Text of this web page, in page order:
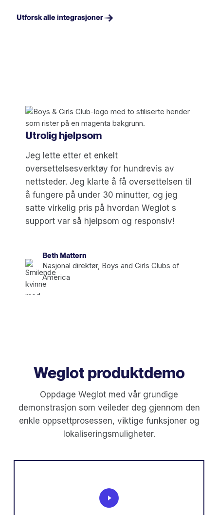
Utforsk alle integrasjoner
Utrolig hjelpsom
Jeg lette etter et enkelt
oversettelsesverktøy for hundrevis av
nettsteder. Jeg klarte å få oversettelsen til
å fungere på under 30 minutter, og jeg
satte virkelig pris på hvordan Weglot s
support var så hjelpsom og responsiv!
Beth Mattern
Nasjonal direktør, Boys and Girls Clubs of
America
Weglot produktdemo
Oppdage Weglot med vår grundige
demonstrasjon som veileder deg gjennom den
enkle oppsettprosessen, viktige funksjoner og
lokaliseringsmuligheter.